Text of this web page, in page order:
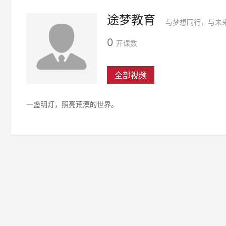
途梦教育 与梦想同行，与未
0 开课数
全部视频
一盏明灯，照亮荒漠的世界。